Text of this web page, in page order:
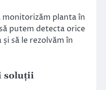
planta în
putem detecta orice
să le rezolvăm în
soluții